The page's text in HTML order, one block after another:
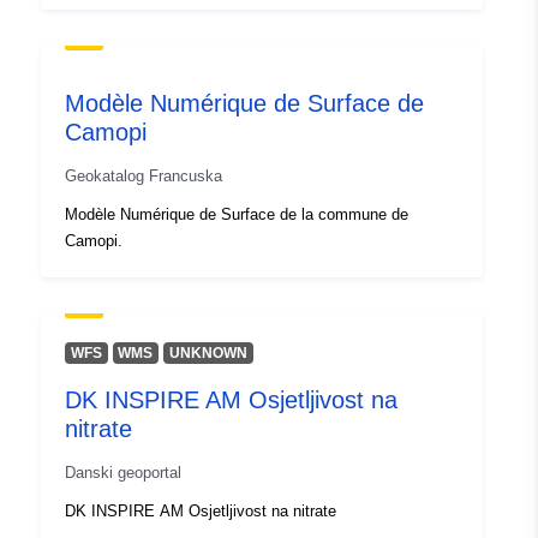
Identifikatori:
9f6b23d3-c4de-4326-b423-
c4de-4326-b423-409913cfa6b5
obračuna:
Vremenska
pokrivenost:
18 February 2020
Modèle Numérique de Surface de
Camopi
Geokatalog Francuska
Modèle Numérique de Surface de la commune de
Camopi.
WFS WMS UNKNOWN
DK INSPIRE AM Osjetljivost na
nitrate
Danski geoportal
DK INSPIRE AM Osjetljivost na nitrate